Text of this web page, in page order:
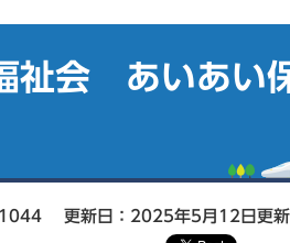
祉会 あいあい
更新日：2025年5月12日更新